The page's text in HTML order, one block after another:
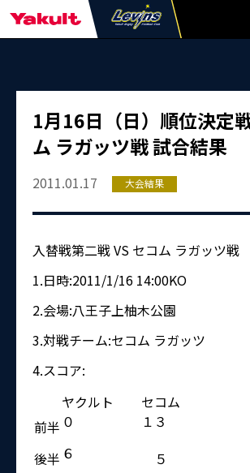
1月16日（日）順位決定
ム ラガッツ戦 試合結果
2011.01.17 大会結果
入替戦第二戦 VS セコム ラガッツ戦
1.日時:2011/1/16 14:00KO
2.会場:八王子上柚木公園
3.対戦チーム:セコム ラガッツ
4.スコア:
ヤクルト
セコム
前半 ０
１３
後半 ６
５